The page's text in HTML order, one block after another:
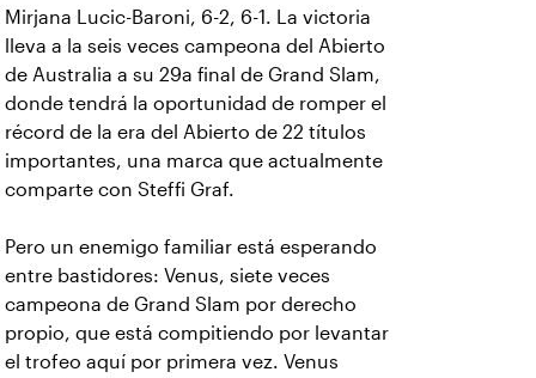
Mirjana Lucic-Baroni, 6-2, 6-1. La victoria
lleva a la seis veces campeona del Abierto
de Australia a su 29a final de Grand Slam,
donde tendrá la oportunidad de romper el
récord de la era del Abierto de 22 títulos
importantes, una marca que actualmente
comparte con Steffi Graf.
Pero un enemigo familiar está esperando
entre bastidores: Venus, siete veces
campeona de Grand Slam por derecho
propio, que está compitiendo por levantar
el trofeo aquí por primera vez. Venus